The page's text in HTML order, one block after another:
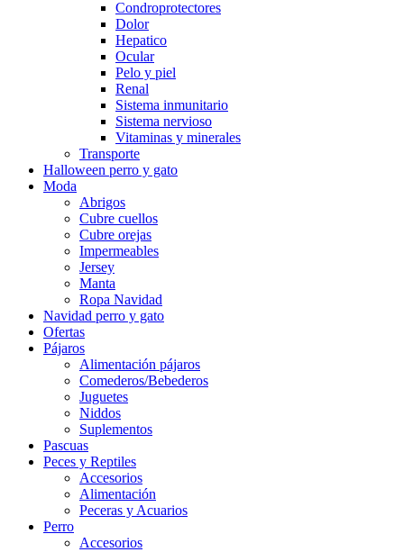
Condroprotectores
Dolor
Hepatico
Ocular
Pelo y piel
Renal
Sistema inmunitario
Sistema nervioso
Vitaminas y minerales
Transporte
Halloween perro y gato
Moda
Abrigos
Cubre cuellos
Cubre orejas
Impermeables
Jersey
Manta
Ropa Navidad
Navidad perro y gato
Ofertas
Pájaros
Alimentación pájaros
Comederos/Bebederos
Juguetes
Niddos
Suplementos
Pascuas
Peces y Reptiles
Accesorios
Alimentación
Peceras y Acuarios
Perro
Accesorios